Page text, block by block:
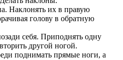
Наклонять их в правую
голову в обратную
себя. Приподнять одну
другой ногой.
поднимать прямые ноги, а